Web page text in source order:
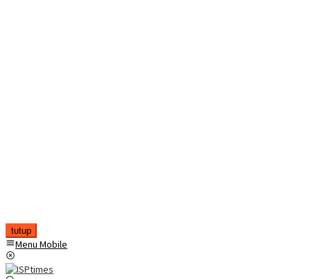
tutup
Menu Mobile